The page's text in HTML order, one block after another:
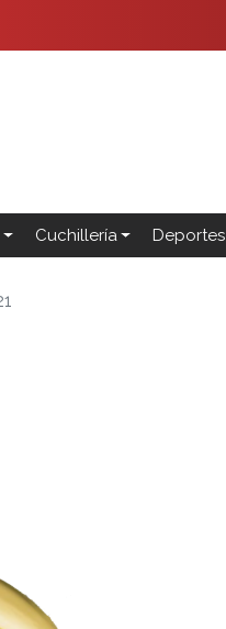
Cuchillería Deportes